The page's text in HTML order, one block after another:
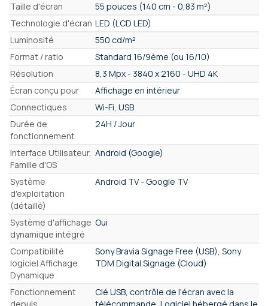
Taille d'écran
55 pouces (140 cm - 0,83 m²)
Technologie d'écran LED (LCD LED)
Luminosité
550 cd/m²
Format / ratio
Standard 16/9ème (ou 16/10)
Résolution
8,3 Mpx - 3840 x 2160 - UHD 4K
Écran conçu pour
Affichage en intérieur
Connectiques
Wi-Fi, USB
Durée de
fonctionnement
24H / Jour
Interface Utilisateur,
Famille d'OS
Android (Google)
Système
d'exploitation
(détaillé)
Android TV - Google TV
Système d'affichage
dynamique intégré
Oui
Compatibilité
logiciel Affichage
Dynamique
Sony Bravia Signage Free (USB), Sony
TDM Digital Signage (Cloud)
Fonctionnement
Clé USB, contrôle de l'écran avec la